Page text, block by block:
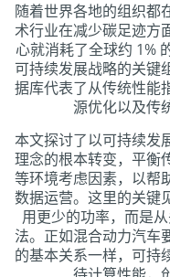
随着世界各地的组织都
术行业在减少碳足迹方
心就消耗了全球约 1%
可持续发展战略的关键
据库代表了从传统性能
源优化以及传
本文探讨了以可持续发
理念的根本转变，平衡
等环境考虑因素，以帮
数据运营。这里的关键
用更少的功率，而是
法。正如混合动力汽车
的基本关系一样，可持